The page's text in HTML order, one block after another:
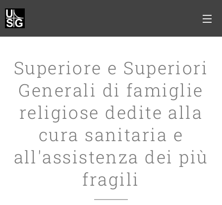
Superiore e Superiori
Generali di famiglie
religiose dedite alla
cura sanitaria e
all'assistenza dei più
fragili